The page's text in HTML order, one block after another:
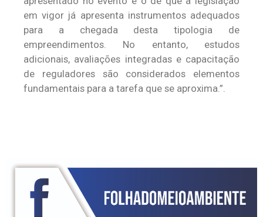
em vigor já apresenta instrumentos adequados
para a chegada desta tipologia de
empreendimentos. No entanto, estudos
adicionais, avaliações integradas e capacitação
de reguladores são considerados elementos
fundamentais para a tarefa que se aproxima.”.